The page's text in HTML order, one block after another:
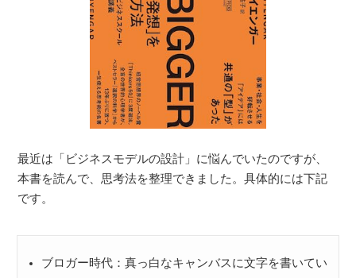
最近は「ビジネスモデルの設計」に悩んでいたのですが、
本書を読んで、思考法を整理できました。具体的には下記
です。
ブロガー時代：真っ白なキャンバスに文字を書いてい